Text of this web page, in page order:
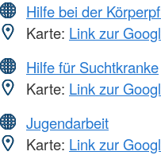
Hilfe bei der
Karte: Link zur
Hilfe für Suchtkranke
Karte: Link zur
Jugendarbeit
Karte: Link zur